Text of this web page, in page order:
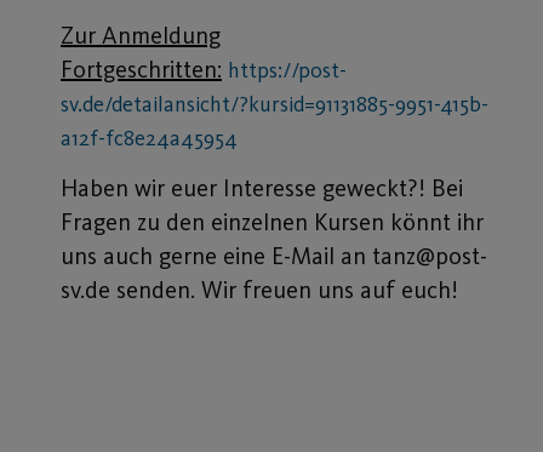
Zur Anmeldung
Fortgeschritten: https://post-
sv.de/detailansicht/?kursid=91131885-9951-415b-
a12f-fc8e24a45954
Haben wir euer Interesse geweckt?! Bei
Fragen zu den einzelnen Kursen könnt ihr
uns auch gerne eine E-Mail an tanz@post-
sv.de senden. Wir freuen uns auf euch!